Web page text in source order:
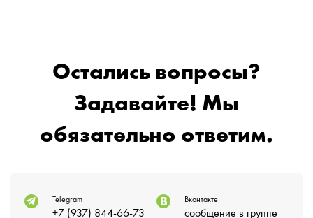
Остались вопросы?
Задавайте! Мы
обязательно ответим.
Telegram
+7 (937) 844-66-73
Вконтакте
сообщение в группе